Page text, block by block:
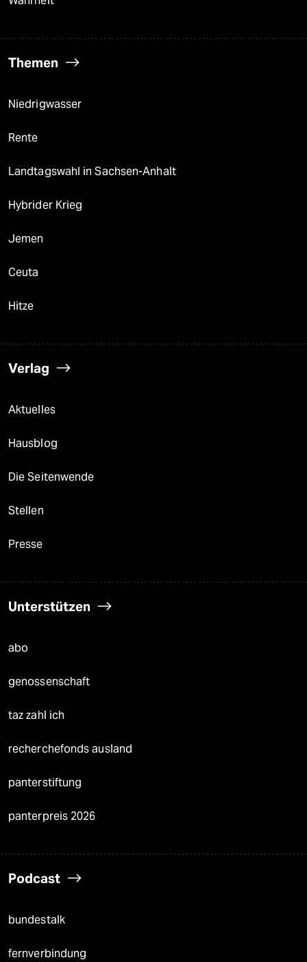
Themen
Niedrigwasser
Rente
Landtagswahl in Sachsen-Anhalt
Hybrider Krieg
Jemen
Ceuta
Hitze
Verlag
Aktuelles
Hausblog
Die Seitenwende
Stellen
Presse
Unterstützen
abo
genossenschaft
taz zahl ich
recherchefonds ausland
panterstiftung
panterpreis 2026
Podcast
bundestalk
fernverbindung